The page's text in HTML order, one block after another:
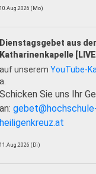
10.Aug.2026 (Mo)
Dienstagsgebet aus der
Katharinenkapelle [LIVE]
auf unserem YouTube-
a.
Schicken Sie uns Ihr
an:
heiligenkreuz.at
11.Aug.2026 (Di)